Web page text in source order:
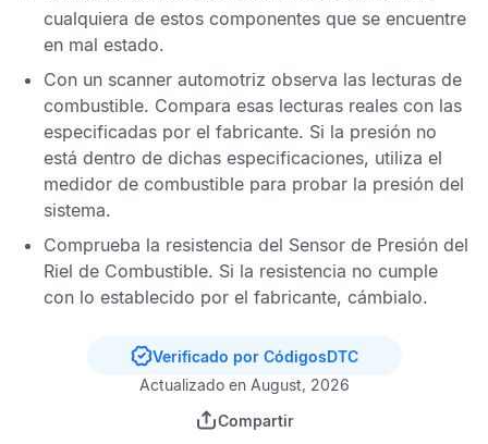
cualquiera de estos componentes que se encuentre
en mal estado.
Con un scanner automotriz observa las lecturas de
combustible. Compara esas lecturas reales con las
especificadas por el fabricante. Si la presión no
está dentro de dichas especificaciones, utiliza el
medidor de combustible para probar la presión del
sistema.
Comprueba la resistencia del Sensor de Presión del
Riel de Combustible. Si la resistencia no cumple
con lo establecido por el fabricante, cámbialo.
Verificado por CódigosDTC
Actualizado en August, 2026
Compartir